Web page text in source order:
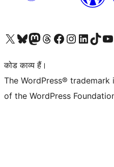
Visit our X (formerly Twitter) account
हमारे बलुस्की खाते पर जाएँVisit our Mastodon account
हमारे थ्रेड्स अकाउंट पर जाएंहमारे फेसबुक पेज पर जाएँहमारे इंस्टाग्राम अकाउंट पर जाएंहमारे लिंक्डइन खाते पर जाएँहमारे टिकटॉक खाते पर जाएँहमारे यूट्यूब
कोड काव्य हैं।
The WordPress®
of the WordPress